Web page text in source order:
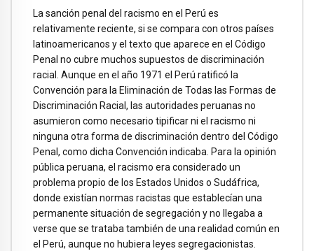
La sanción penal del racismo en el Perú es
relativamente reciente, si se compara con otros países
latinoamericanos y el texto que aparece en el Código
Penal no cubre muchos supuestos de discriminación
racial. Aunque en el año 1971 el Perú ratificó la
Convención para la Eliminación de Todas las Formas de
Discriminación Racial, las autoridades peruanas no
asumieron como necesario tipificar ni el racismo ni
ninguna otra forma de discriminación dentro del Código
Penal, como dicha Convención indicaba. Para la opinión
pública peruana, el racismo era considerado un
problema propio de los Estados Unidos o Sudáfrica,
donde existían normas racistas que establecían una
permanente situación de segregación y no llegaba a
verse que se trataba también de una realidad común en
el Perú, aunque no hubiera leyes segregacionistas.